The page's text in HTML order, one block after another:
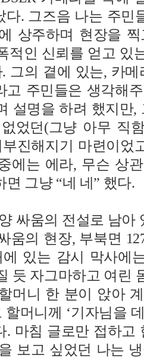
. 그즈음 나는 주민
상주하며 현장을
적인 신뢰를 얻고 있
그의 곁에 있는, 카
고 주민들은 생각해
설명을 하려 했지만
었던(그냥 아무 직
진해지기 마련이었
에는 에라, 무슨 상
면 그냥 “네 네” 했다.
싸움의 전설로 남아
움의 현장, 부북면
있는 감시 막사에
듯 자그마하고 여린
머니 한 분이 앉아
할머니께 ‘기자님을
. 마침 글로만 접하고
보고 싶었던 나는